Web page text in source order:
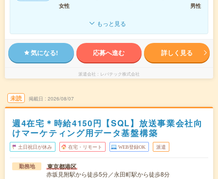
女性
男性
もっと見る
気になる! 応募へ進む 詳しく見る
派遣会社 レバテック株式会社
未読 掲載日 2026/08/07
週4在宅＊時給4150円【SQL】放送事業会社向
けマーケティング用データ基盤構築
土日祝日が休み 在宅・リモート WEB登録OK 派遣
勤務地 東京都港区
赤坂見附駅から徒歩5分／永田町駅から徒歩8分